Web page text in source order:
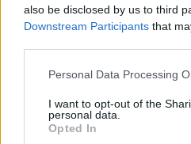
also be disclosed by us to third
Downstream Participants that
Please note that this website/
not limited to your visit or usage
grant or deny consent to Google
use your data for below
Personal Data Processing
I want to opt-out of the
personal data.
Opted In